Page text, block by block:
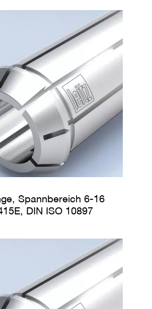
Spannbereich 6-16
DIN ISO 10897